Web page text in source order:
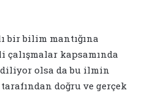
bilim mantığına
çalışmalar kapsamında
olsa da bu ilmin
doğru ve gerçek